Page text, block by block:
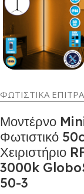
ΦΩΤΙΣΤΙΚΑ
Μοντέρνο
Φωτιστικό
Χειριστήριο
3000k
50-3